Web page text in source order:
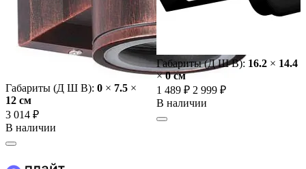
Габариты (Д Ш В): 0 × 7.5 ×
12 cм
3 014 ₽
В наличии
Габариты (Д Ш В): 16.2 × 14.4
×0 cм
1 489 ₽ 2 999 ₽
В наличии